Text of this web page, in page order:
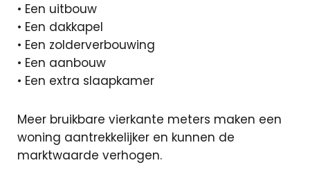
• Een uitbouw
• Een dakkapel
• Een zolderverbouwing
• Een aanbouw
• Een extra slaapkamer
Meer bruikbare vierkante meters maken een
woning aantrekkelijker en kunnen de
marktwaarde verhogen.